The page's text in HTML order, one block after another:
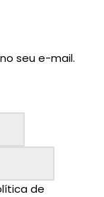
seu e-mail.
de